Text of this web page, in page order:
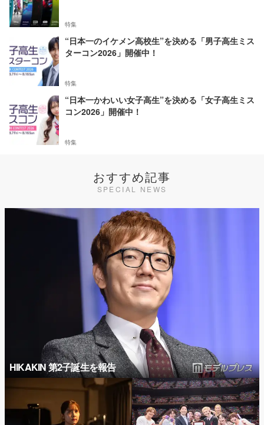
特集
“日本一のイケメン高校生”を決める「男子高生ミス
ターコン2026」開催中！
特集
“日本一かわいい女子高生”を決める「女子高生ミス
コン2026」開催中！
特集
おすすめ記事
SPECIAL NEWS
HIKAKIN 第2子誕生を報告